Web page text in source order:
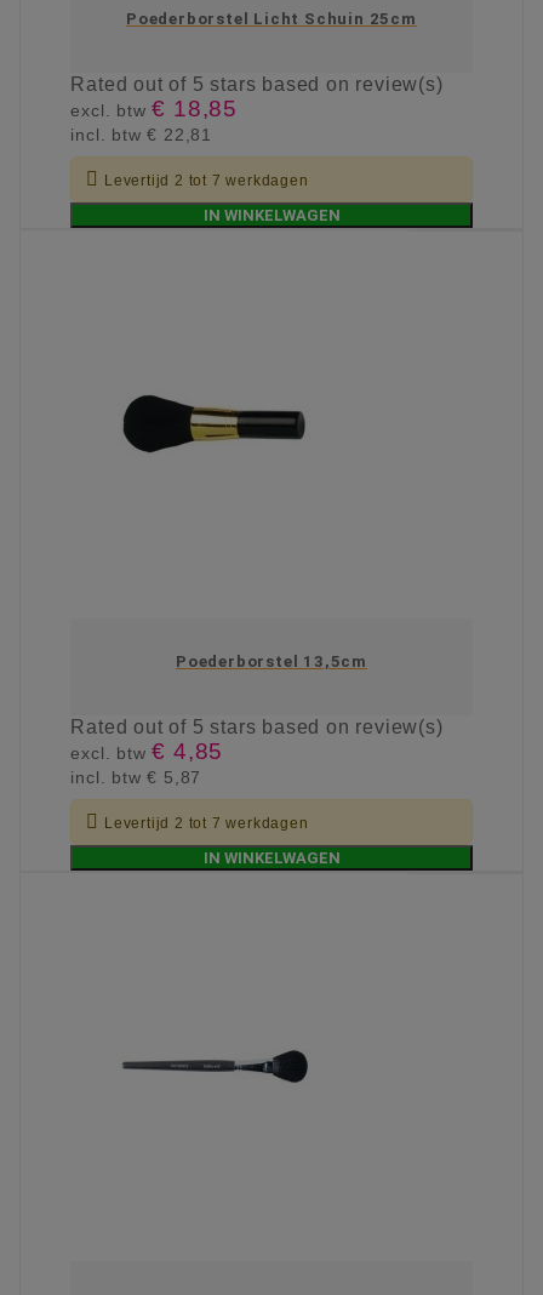
Poederborstel Licht Schuin 25cm
Ratedout of 5 stars based on review(s)
excl. btw€ 18,85
incl. btw€ 22,81
 Levertijd 2 tot 7 werkdagen
IN WINKELWAGEN
Poederborstel 13,5cm
Ratedout of 5 stars based on review(s)
excl. btw€ 4,85
incl. btw€ 5,87
 Levertijd 2 tot 7 werkdagen
IN WINKELWAGEN